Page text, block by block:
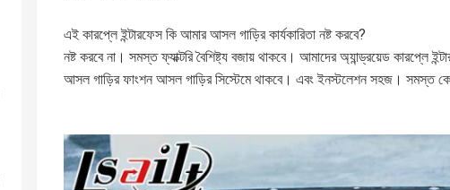
এই কারপ্লে ইন্টারফেস কি আমার আসল গাড়ির কার্যকারিতা নষ্ট করবে?
নষ্ট করবে না। সমস্ত ফ্যাক্টরি বৈশিষ্ট্য বজায় থাকবে। আমাদের অ্যান্ড্রয়েড কারপ্লে
আসল গাড়ির ফাংশন আসল গাড়ির সিস্টেমে থাকবে। এবং ইনস্টলেশন সহজ। সমস্ত